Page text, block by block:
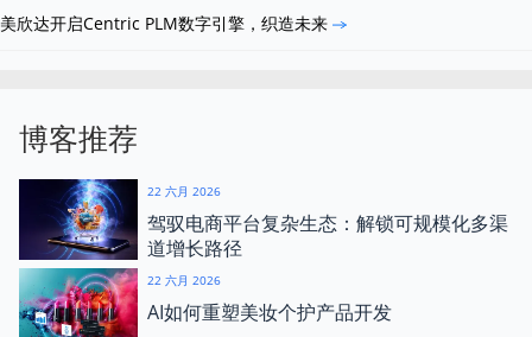
美欣达开启Centric PLM数字引擎，织造未来
博客推荐
22 六月 2026
驾驭电商平台复杂生态：解锁可规模化多渠
道增长路径
22 六月 2026
AI如何重塑美妆个护产品开发